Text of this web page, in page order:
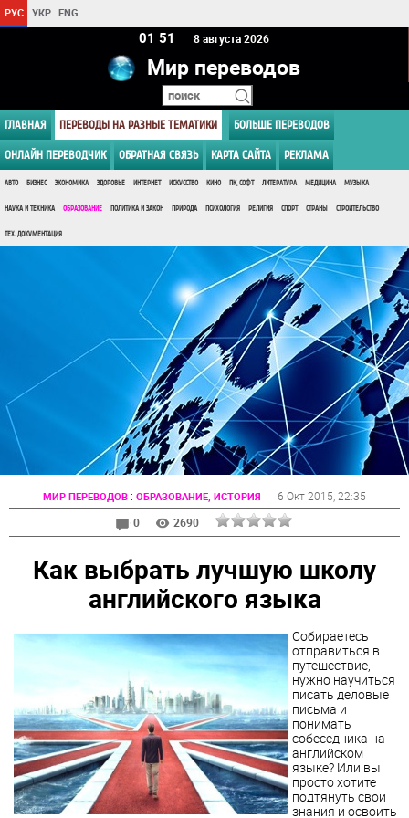
РУС УКР ENG
01:51 8 августа 2026
Мир переводов
ГЛАВНАЯ ПЕРЕВОДЫ НА РАЗНЫЕ ТЕМАТИКИ БОЛЬШЕ ПЕРЕВОДОВ
ОНЛАЙН ПЕРЕВОДЧИК ОБРАТНАЯ СВЯЗЬ КАРТА САЙТА РЕКЛАМА
АВТО БИЗНЕС ЭКОНОМИКА ЗДОРОВЬЕ ИНТЕРНЕТ ИСКУССТВО КИНО ПК, СОФТ ЛИТЕРАТУРА МЕДИЦИНА МУЗЫКА
НАУКА И ТЕХНИКА ОБРАЗОВАНИЕ ПОЛИТИКА И ЗАКОН ПРИРОДА ПСИХОЛОГИЯ РЕЛИГИЯ СПОРТ СТРАНЫ СТРОИТЕЛЬСТВО
ТЕХ. ДОКУМЕНТАЦИЯ
МИР ПЕРЕВОДОВ : ОБРАЗОВАНИЕ, ИСТОРИЯ 6 Окт 2015 , 22:35
0
2690
Как выбрать лучшую школу
английского языка
Собираетесь
отправиться в
путешествие,
нужно научиться
писать деловые
письма и
понимать
собеседника на
английском
языке? Или вы
просто хотите
подтянуть свои
знания и освоить